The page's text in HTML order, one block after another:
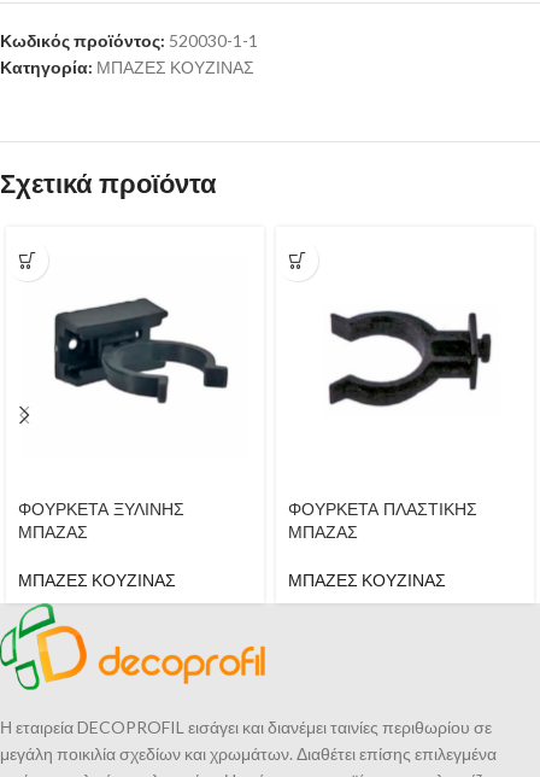
Κωδικός προϊόντος: 520030-1-1
Κατηγορία: ΜΠΑΖΕΣ ΚΟΥΖΙΝΑΣ
Σχετικά προϊόντα
ΦΟΥΡΚΕΤΑ ΞΥΛΙΝΗΣ
ΜΠΑΖΑΣ
ΜΠΑΖΕΣ ΚΟΥΖΙΝΑΣ
ΦΟΥΡΚΕΤΑ ΠΛΑΣΤΙΚΗΣ
ΜΠΑΖΑΣ
ΜΠΑΖΕΣ ΚΟΥΖΙΝΑΣ
Η εταιρεία DECOPROFIL εισάγει και διανέμει ταινίες περιθωρίου σε
μεγάλη ποικιλία σχεδίων και χρωμάτων. Διαθέτει επίσης επιλεγμένα